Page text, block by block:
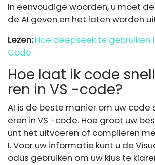
In eenvoudige woorden, u moet
de AI geven en het laten worden
Lezen: Hoe deepseek te gebruiken
Code
Hoe laat ik code
ren in VS -code?
AI is de beste manier om uw code
eren in VS -code. Hoe groot uw
unt het uitvoeren of compileren
I. Voor uw informatie kunt u de
odus gebruiken om uw klus te